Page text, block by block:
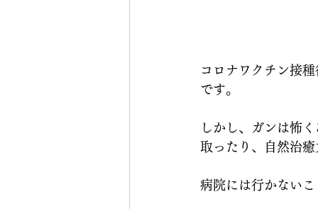
コロナワクチン接
です。
しかし、ガンは怖
取ったり、自然治
病院には行かない